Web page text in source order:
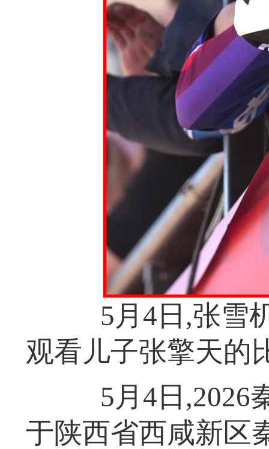
5月4日,张雪机
观看儿子张擎天的
5月4日,2026秦
于陕西省西咸新区